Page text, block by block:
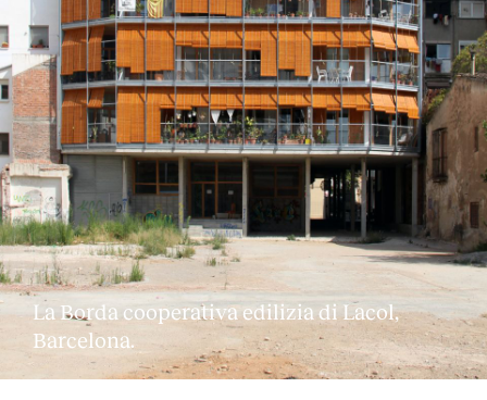
La Borda cooperativa edilizia di Lacol,
Barcelona.